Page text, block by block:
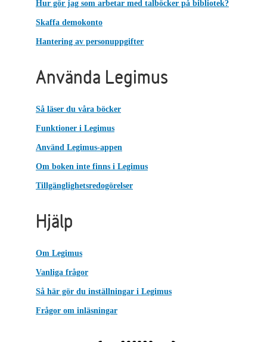
Hur gör jag som arbetar med talböcker på bibliotek?
Skaffa demokonto
Hantering av personuppgifter
Använda Legimus
Så läser du våra böcker
Funktioner i Legimus
Använd Legimus-appen
Om boken inte finns i Legimus
Tillgänglighetsredogörelser
Hjälp
Om Legimus
Vanliga frågor
Så här gör du inställningar i Legimus
Frågor om inläsningar